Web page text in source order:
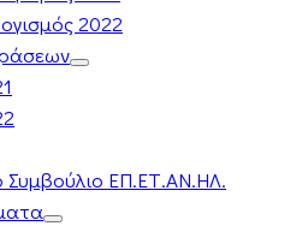
2022
Συμβούλιο ΕΠ.ΕΤ.ΑΝ.ΗΛ.